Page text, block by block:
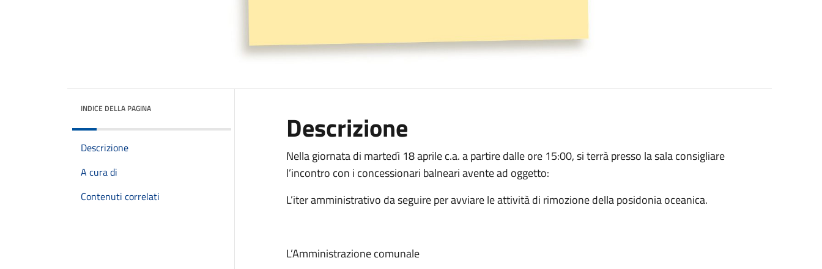
INDICE DELLA PAGINA
Descrizione
A cura di
Contenuti correlati
Descrizione
Nella giornata di martedì 18 aprile c.a. a partire dalle ore 15:00, si terrà presso la sala consigliare
l’incontro con i concessionari balneari avente ad oggetto:
L’iter amministrativo da seguire per avviare le attività di rimozione della posidonia oceanica.
L’Amministrazione comunale